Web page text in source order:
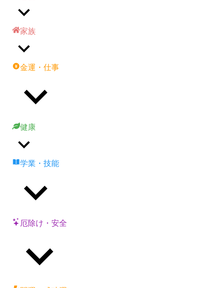
家族
金運・仕事
健康
学業・技能
厄除け・安全